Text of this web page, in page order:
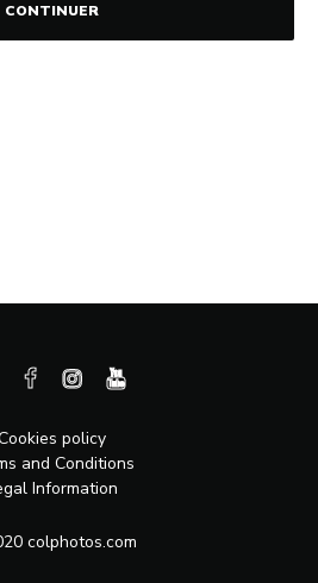
CONTINUER
policy
and Conditions
Information
colphotos.com